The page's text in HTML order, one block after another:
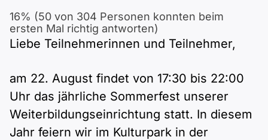
ÖSD
Pflege (telc)
Polnisch
A2 Goethe
A2 ÖIF
B1 Beruf
B1 telc
B1 Goethe
B1 ÖIF
B2 Beruf
B2 telc
B2 Goethe
B2 Pflege (telc)
Webinare
Mehr Tools
Online-Kurse
Einbürgerungstest
16% (50 von 304 Personen konnten beim
ersten Mal richtig antworten)
Liebe Teilnehmerinnen und Teilnehmer,
am 22. August findet von 17:30 bis 22:00
Uhr das jährliche Sommerfest unserer
Weiterbildungseinrichtung statt. In diesem
Jahr feiern wir im Kulturpark in der